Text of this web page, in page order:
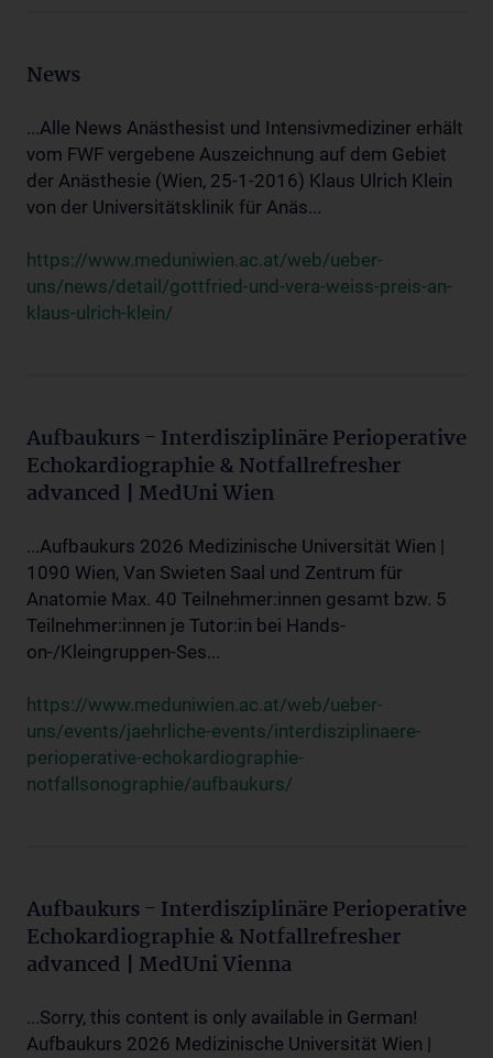
News
...Alle News Anästhesist und Intensivmediziner erhält
vom FWF vergebene Auszeichnung auf dem Gebiet
der Anästhesie (Wien, 25-1-2016) Klaus Ulrich Klein
von der Universitätsklinik für Anäs...
https://www.meduniwien.ac.at/web/ueber-
uns/news/detail/gottfried-und-vera-weiss-preis-an-
klaus-ulrich-klein/
Aufbaukurs - Interdisziplinäre Perioperative
Echokardiographie & Notfallrefresher
advanced | MedUni Wien
...Aufbaukurs 2026 Medizinische Universität Wien |
1090 Wien, Van Swieten Saal und Zentrum für
Anatomie Max. 40 Teilnehmer:innen gesamt bzw. 5
Teilnehmer:innen je Tutor:in bei Hands-
on-/Kleingruppen-Ses...
https://www.meduniwien.ac.at/web/ueber-
uns/events/jaehrliche-events/interdisziplinaere-
perioperative-echokardiographie-
notfallsonographie/aufbaukurs/
Aufbaukurs - Interdisziplinäre Perioperative
Echokardiographie & Notfallrefresher
advanced | MedUni Vienna
...Sorry, this content is only available in German!
Aufbaukurs 2026 Medizinische Universität Wien |